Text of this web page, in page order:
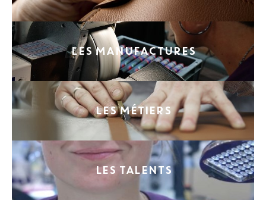
LES MANUFACTURES
LES MÉTIERS
LES TALENTS